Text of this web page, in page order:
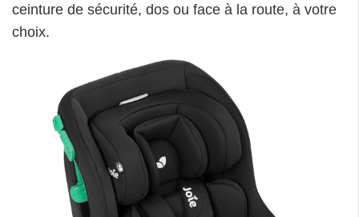
ceinture de sécurité, dos ou face à la route, à votre
choix.